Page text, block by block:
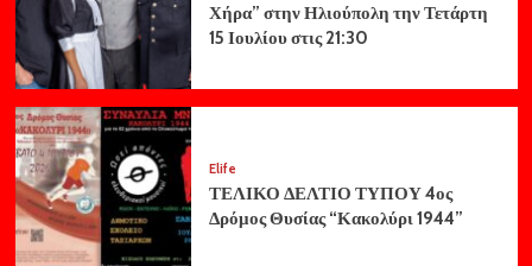
Χήρα” στην Ηλιούπολη την Τετάρτη
15 Ιουλίου στις 21:30
Elife
ΤΕΛΙΚΟ ΔΕΛΤΙΟ ΤΥΠΟΥ 4ος
Δρόμος Θυσίας “Κακολύρι 1944”